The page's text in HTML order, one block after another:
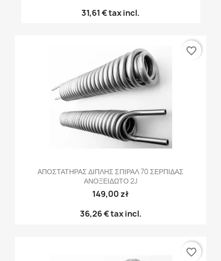
31,61 €tax incl.
ΑΠΟΣΤΑΤΗΡΑΣ ΔΙΠΛΗΣ ΣΠΙΡΑΛ 70 ΣΕΡΠΙΔΑΣ
ΑΝΟΞΕΙΔΩΤΟ 2J
149,00 zł
36,26 €tax incl.
favorite_border
favorite_border